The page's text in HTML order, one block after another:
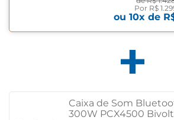
Por R$
ou10x de
Caixa de Som
300W PCX4500 Bivolt